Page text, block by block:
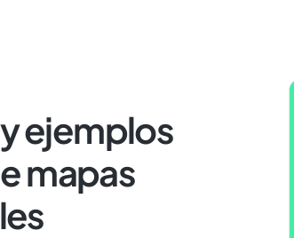
ejemplos
mapas